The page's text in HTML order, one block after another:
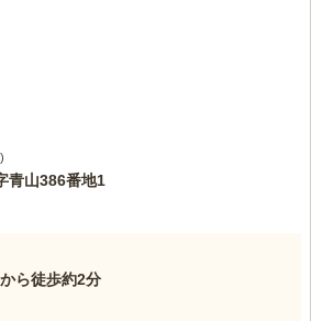
)
青山386番地1
ら徒歩約2分